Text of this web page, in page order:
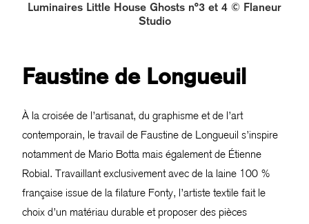
Luminaires Little House Ghosts n°3 et 4 © Flaneur
Studio
Faustine de Longueuil
À la croisée de l’artisanat, du graphisme et de l’art
contemporain, le travail de Faustine de Longueuil s’inspire
notamment de Mario Botta mais également de Étienne
Robial. Travaillant exclusivement avec de la laine 100 %
française issue de la filature Fonty, l’artiste textile fait le
choix d’un matériau durable et proposer des pièces